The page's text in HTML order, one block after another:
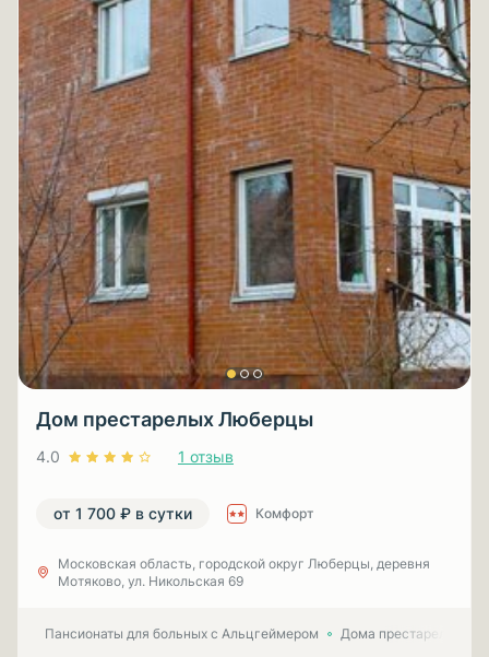
Дом престарелых Люберцы
4.0 1 отзыв
от 1 700 ₽ в сутки Комфорт
Московская область, городской округ Люберцы, деревня
Мотяково, ул. Никольская 69
Пансионаты для больных с Альцгеймером Дома престарелых